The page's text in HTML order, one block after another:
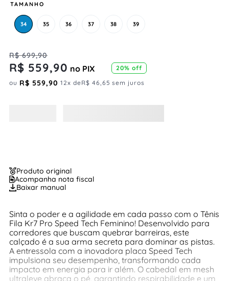
TAMANHO
34 35 36 37 38 39
R$ 699,90
R$ 559,90 no PIX 20% off
ou R$ 559,90 12x deR$ 46,65 sem juros
Produto original
Acompanha nota fiscal
Baixar manual
Sinta o poder e a agilidade em cada passo com o Tênis
Fila Kr7 Pro Speed Tech Feminino! Desenvolvido para
corredores que buscam quebrar barreiras, este
calçado é a sua arma secreta para dominar as pistas.
A entressola com a inovadora placa Speed Tech
impulsiona seu desempenho, transformando cada
impacto em energia para ir além. O cabedal em mesh
ultraleve abraça o pé, garantindo respirabilidade e um